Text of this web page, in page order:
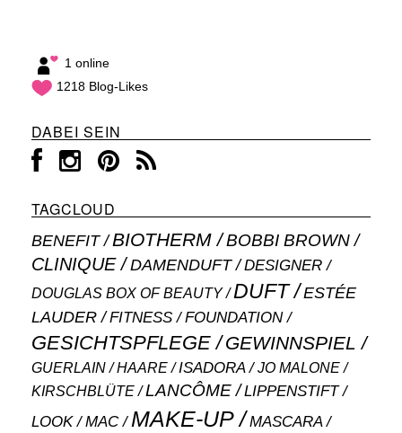
1 online
1218 Blog-Likes
DABEI SEIN
TAGCLOUD
BENEFIT BIOTHERM BOBBI BROWN
CLINIQUE DAMENDUFT DESIGNER
DOUGLAS BOX OF BEAUTY DUFT
ESTÉE
LAUDER
FITNESS FOUNDATION
GESICHTSPFLEGE GEWINNSPIEL
GUERLAIN HAARE ISADORA JO MALONE
KIRSCHBLÜTE LANCÔME LIPPENSTIFT
LOOK MAC MAKE-UP MASCARA